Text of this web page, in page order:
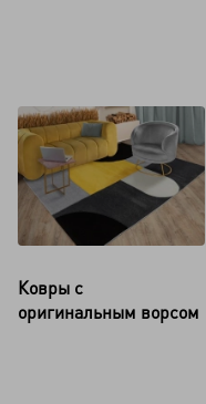
Ковры с
оригинальным ворсом